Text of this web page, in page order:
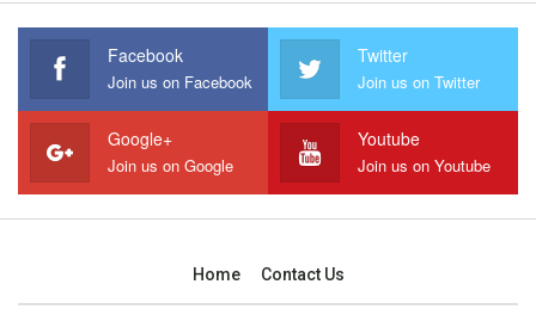
Facebook
Join us on Facebook
Twitter
Join us on Twitter
Google+
Join us on Google
Youtube
Join us on Youtube
Home Contact Us